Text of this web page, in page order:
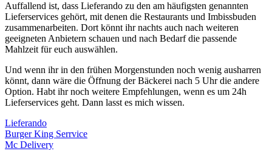
Auffallend ist, dass Lieferando zu den am häufigsten genannten
Lieferservices gehört, mit denen die Restaurants und Imbissbuden
zusammenarbeiten. Dort könnt ihr nachts auch nach weiteren
geeigneten Anbietern schauen und nach Bedarf die passende
Mahlzeit für euch auswählen.
Und wenn ihr in den frühen Morgenstunden noch wenig ausharren
könnt, dann wäre die Öffnung der Bäckerei nach 5 Uhr die andere
Option. Habt ihr noch weitere Empfehlungen, wenn es um 24h
Lieferservices geht. Dann lasst es mich wissen.
Lieferando
Burger King Serrvice
Mc Delivery